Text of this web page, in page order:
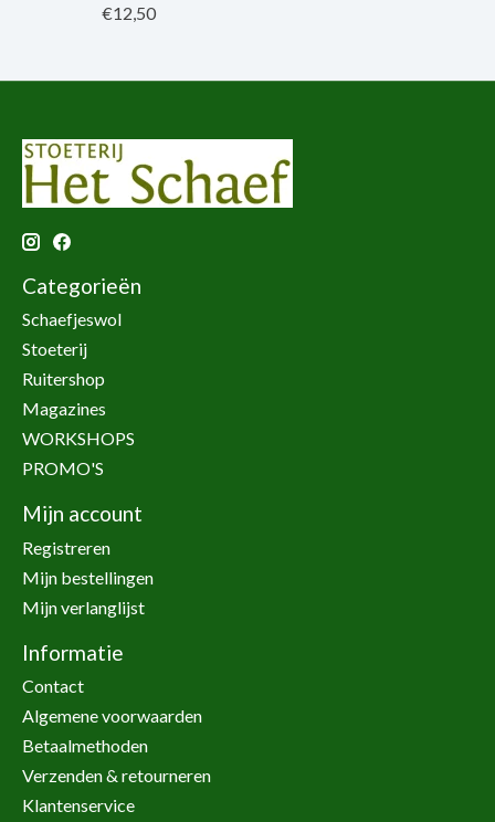
€12,50
Categorieën
Schaefjeswol
Stoeterij
Ruitershop
Magazines
WORKSHOPS
PROMO'S
Mijn account
Registreren
Mijn bestellingen
Mijn verlanglijst
Informatie
Contact
Algemene voorwaarden
Betaalmethoden
Verzenden & retourneren
Klantenservice